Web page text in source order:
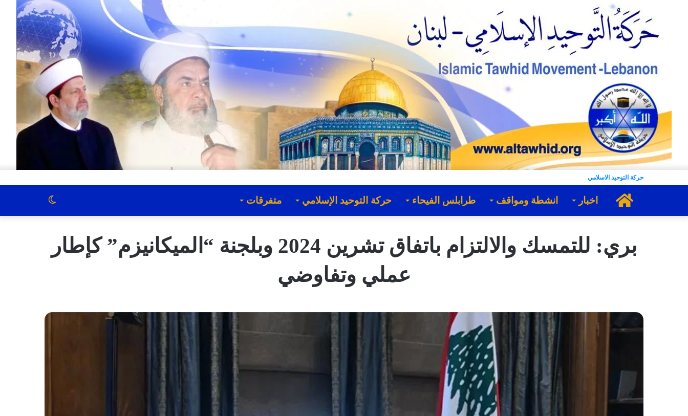
حركة التوحيد الاسلامي
الرئيسية
اخبار انشطة ومواقف طرابلس الفيحاء حركة التوحيد الإسلامي متفرقات الوضع
بري: للتمسك والالتزام باتفاق تشرين 2024 وبلجنة “الميكانيزم” كإطار
عملي وتفاوضي